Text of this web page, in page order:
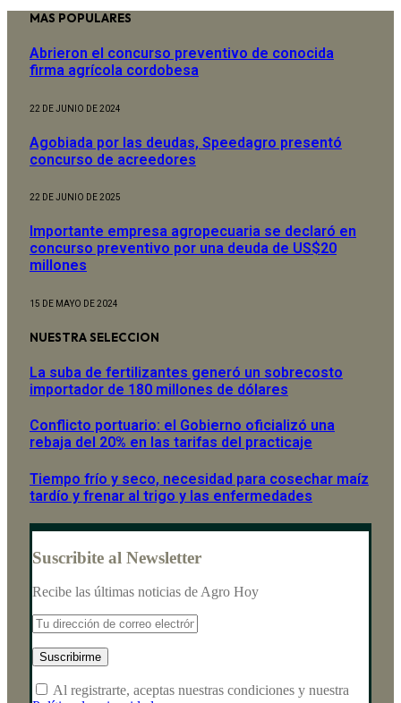
MAS POPULARES
Abrieron el concurso preventivo de conocida
firma agrícola cordobesa
22 DE JUNIO DE 2024
Agobiada por las deudas, Speedagro presentó
concurso de acreedores
22 DE JUNIO DE 2025
Importante empresa agropecuaria se declaró en
concurso preventivo por una deuda de US$20
millones
15 DE MAYO DE 2024
NUESTRA SELECCION
La suba de fertilizantes generó un sobrecosto
importador de 180 millones de dólares
Conflicto portuario: el Gobierno oficializó una
rebaja del 20% en las tarifas del practicaje
Tiempo frío y seco, necesidad para cosechar maíz
tardío y frenar al trigo y las enfermedades
Suscribite al Newsletter
Recibe las últimas noticias de Agro Hoy
Al registrarte, aceptas nuestras condiciones y nuestra